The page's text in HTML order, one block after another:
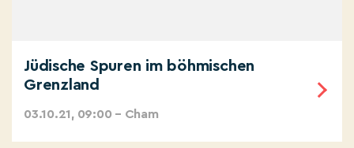
Jüdische Spuren im böhmischen
Grenzland
03.10.21, 09:00 – Cham